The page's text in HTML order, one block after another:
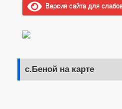
Версия сайта для
с.Беной на карте